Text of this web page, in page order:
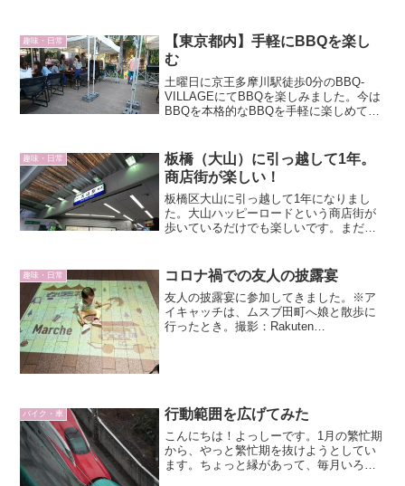
趣味・日常
【東京都内】手軽にBBQを楽し
む
土曜日に京王多摩川駅徒歩0分のBBQ-
VILLAGEにてBBQを楽しみました。今は
BBQを本格的なBBQを手軽に楽しめてい
るスポットをピックアップしてみまし
た。
趣味・日常
板橋（大山）に引っ越して1年。
商店街が楽しい！
板橋区大山に引っ越して1年になりまし
た。大山ハッピーロードという商店街が
歩いているだけでも楽しいです。まだま
を発見していきたいですね。
趣味・日常 コロナ禍での友人の披露宴
友人の披露宴に参加してきました。※ア
イキャッチは、ムスブ田町へ娘と散歩に
行ったとき。撮影：Rakuten
バイク・車 行動範囲を広げてみた
こんにちは！よっしーです。1月の繁忙期
から、やっと繁忙期を抜けようとしてい
ます。ちょっと縁があって、毎月いろい